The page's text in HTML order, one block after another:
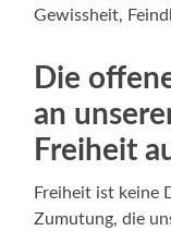
Gewissheit,
Die
an
Freiheit
Freiheit ist keine
Zumutung, die